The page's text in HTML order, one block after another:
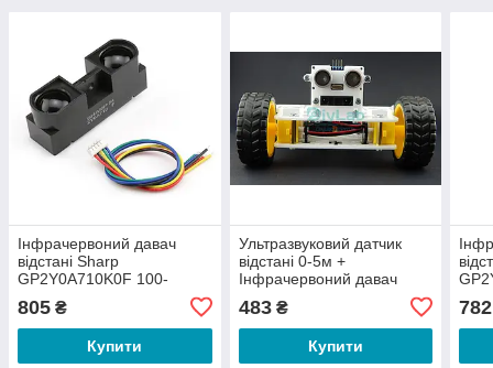
Інфрачервоний давач
відстані Sharp
GP2Y0A710K0F 100-
805 ₴
Купити
Ультразвуковий датчик
відстані 0-5м +
Інфрачервоний давач
кріпленням для
платформи T-BOT
483₴
Купити
782